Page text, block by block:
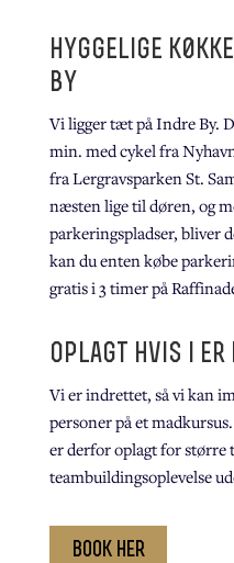
hyggelige
by
Vi ligger tæt på Indre By.
min. med cykel fra
fra Lergravsparken St.
næsten lige til døren, og
parkeringspladser, bliver
kan du enten købe
gratis i 3 timer på
oplagt hvis i er
Vi er indrettet, så vi kan
personer på et
er derfor oplagt for større
teambuildingsoplevelse
book her